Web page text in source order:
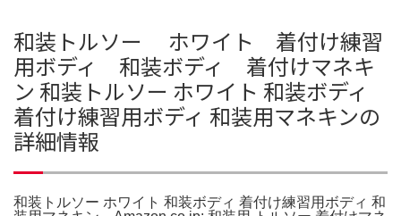
和装トルソー ホワイト 着付け練習
用ボディ 和装ボディ 着付けマネキ
ン 和装トルソー ホワイト 和装ボディ
着付け練習用ボディ 和装用マネキンの
詳細情報
和装トルソー ホワイト 和装ボディ 着付け練習用ボディ 和